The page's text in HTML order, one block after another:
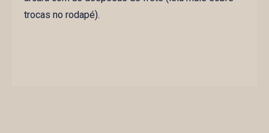
trocas no rodapé).